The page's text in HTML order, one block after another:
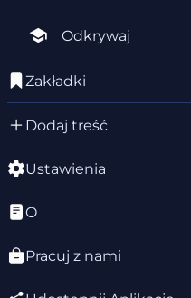
Odkrywaj
Zakładki
Dodaj treść
Ustawienia
O
Pracuj z nami